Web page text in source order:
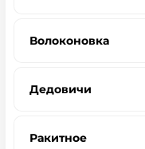
Волоконовка
Дедовичи
Ракитное